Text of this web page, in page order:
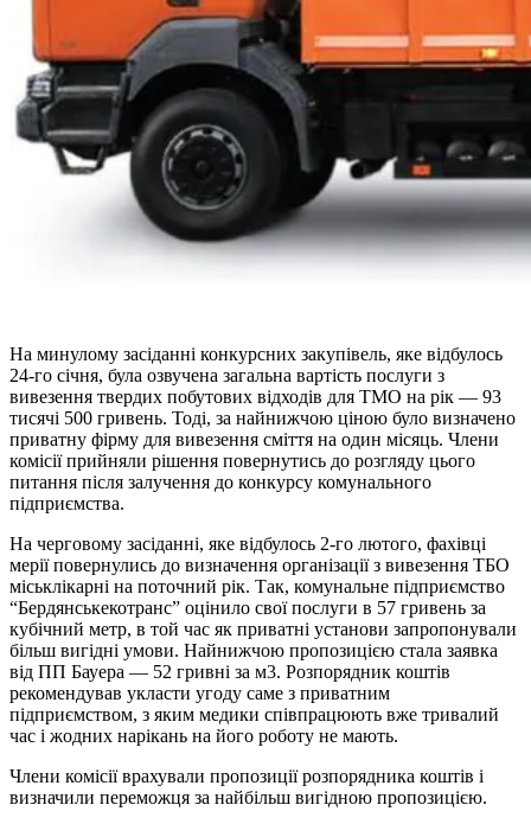
На минулому засіданні конкурсних закупівель, яке відбулось
24-го січня, була озвучена загальна вартість послуги з
вивезення твердих побутових відходів для ТМО на рік — 93
тисячі 500 гривень. Тоді, за найнижчою ціною було визначено
приватну фірму для вивезення сміття на один місяць. Члени
комісії прийняли рішення повернутись до розгляду цього
питання після залучення до конкурсу комунального
підприємства.
На черговому засіданні, яке відбулось 2-го лютого, фахівці
мерії повернулись до визначення організації з вивезення ТБО
міськлікарні на поточний рік. Так, комунальне підприємство
“Бердянськекотранс” оцінило свої послуги в 57 гривень за
кубічний метр, в той час як приватні установи запропонували
більш вигідні умови. Найнижчою пропозицією стала заявка
від ПП Бауера — 52 гривні за м3. Розпорядник коштів
рекомендував укласти угоду саме з приватним
підприємством, з яким медики співпрацюють вже тривалий
час і жодних нарікань на його роботу не мають.
Члени комісії врахували пропозиції розпорядника коштів і
визначили переможця за найбільш вигідною пропозицією.